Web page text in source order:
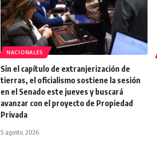
NACIONALES
Sin el capítulo de extranjerización de
tierras, el oficialismo sostiene la sesión
en el Senado este jueves y buscará
avanzar con el proyecto de Propiedad
Privada
5 agosto, 2026